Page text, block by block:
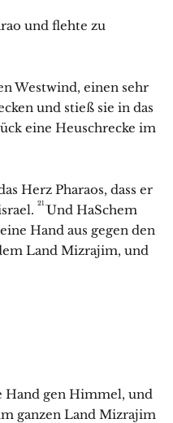
und flehte zu
Westwind, einen sehr
und stieß sie in das
eine Heuschrecke im
Herz Pharaos, dass er
21.Und HaSchem
Hand aus gegen den
Land Mizrajim, und
Hand gen Himmel, und
ganzen Land Mizrajim